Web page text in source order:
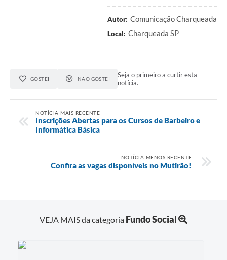
Autor: Comunicação Charqueada
Local: Charqueada SP
GOSTEI NÃO GOSTEI
Seja o primeiro a curtir esta
notícia.
NOTÍCIA MAIS RECENTE
Inscrições Abertas para os Cursos de Barbeiro e
Informática Básica
NOTÍCIA MENOS RECENTE
Confira as vagas disponíveis no Mutirão!
VEJA MAIS da categoria Fundo Social